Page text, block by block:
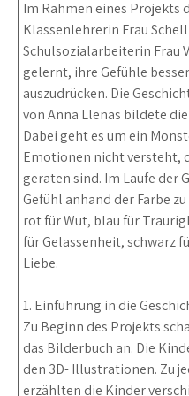
Im Rahmen eines Projekts
Klassenlehrerin Frau
Schulsozialarbeiterin Frau
gelernt, ihre Gefühle
auszudrücken. Die
von Anna Llenas bildete
Dabei geht es um ein
Emotionen nicht versteht,
geraten sind. Im Laufe der
Gefühl anhand der Farbe
rot für Wut, blau für
für Gelassenheit, schwarz
Liebe.
1. Einführung in die
Zu Beginn des Projekts
das Bilderbuch an. Die
den 3D- Illustrationen. Zu
erzählten die Kinder